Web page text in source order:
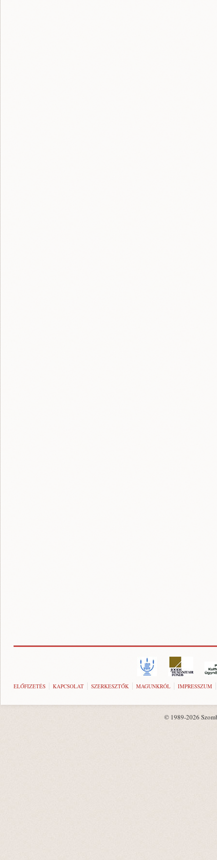
ELŐFIZETÉS KAPCSOLAT SZERKESZTŐK MAGUNKRÓL IMPRESSZUM
© 1989-2026